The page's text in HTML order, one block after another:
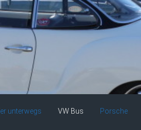
unterwegs VW Bus Porsche